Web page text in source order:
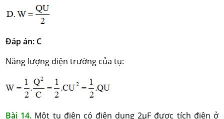
Đáp án: C
Năng lượng điện trường của tụ:
Bài 14. Một tụ điện có điện dung 2µF được tích điện ở